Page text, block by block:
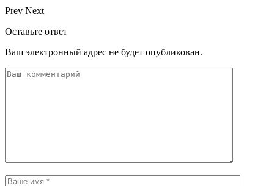
Prev Next
Оставьте ответ
Ваш электронный адрес не будет опубликован.